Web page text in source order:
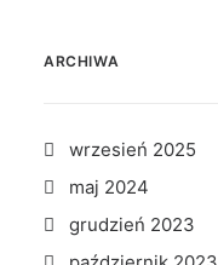
ARCHIWA
wrzesień 2025
maj 2024
grudzień 2023